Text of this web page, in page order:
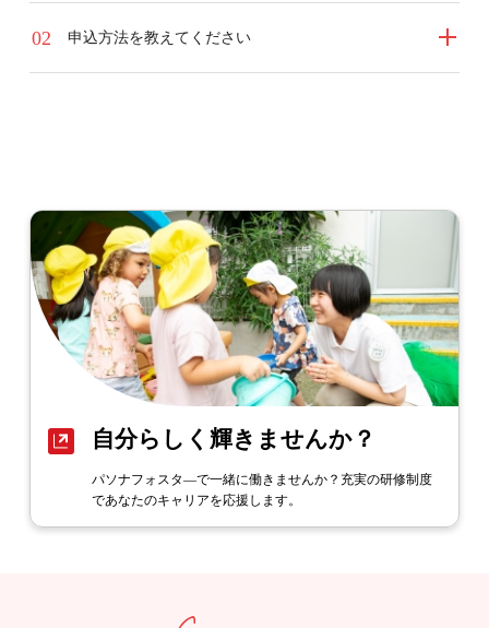
2 申込方法を教えてください
自分らしく輝きませんか？
パソナフォスタ―で一緒に働きませんか？充実の研修制度
であなたのキャリアを応援します。